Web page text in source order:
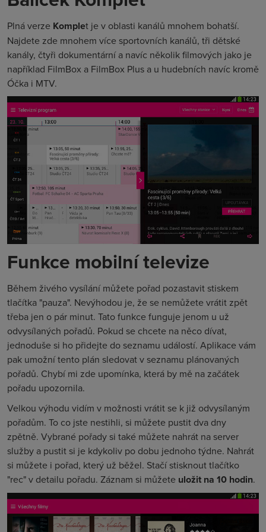
Plná verze Komplet je v oblasti kanálů mnohem bohatší.
Najdete zde mnohem více sportovních kanálů, tři dětské
kanály, čtyři dokumentární a navíc několik filmových jako je
například FilmBox a FilmBox Plus a u hudebních navíc kromě
Óčka i MTV.
Funkce mobilní televize
Během živého vysílání můžete pořad pozastavit stiskem
tlačítka "pauza". Nevýhodou je, že se nemůžete vrátit zpět
třeba jen o pár minut. Tato funkce funguje jenom u už
odvysílaných pořadů. Pokud se chcete na něco dívat,
jednoduše si ho přidejte do seznamu událostí. Aplikace vám
pak umožní tento plán sledovat v seznamu plánovaných
pořadů. Chybí mi zde upomínka, která by mě na začátek
pořadu upozornila.
Velkou výhodu vidím v možnosti vrátit se k již odvysílaným
pořadům. To co jste nestihli, si můžete pustit dva dny
zpětně. Vybrané pořady si také můžete nahrát na server
služby a pustit si je kdykoliv po dobu jednoho týdne. Nahrát
si můžete i pořad, který už běžel. Stačí stisknout tlačítko
"rec" v detailu pořadu. Záznam si můžete uložit na 10 hodin.